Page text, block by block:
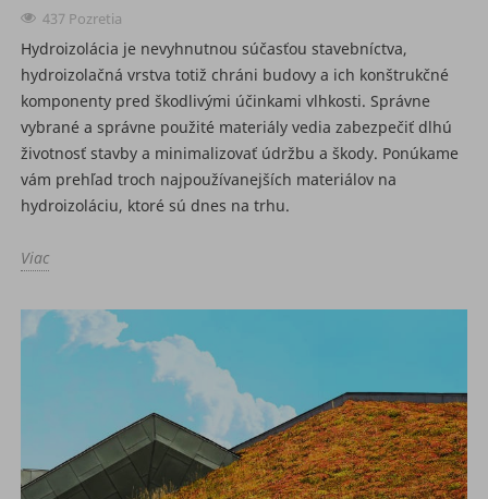
437 Pozretia
Hydroizolácia je nevyhnutnou súčasťou stavebníctva,
hydroizolačná vrstva totiž chráni budovy a ich konštrukčné
komponenty pred škodlivými účinkami vlhkosti. Správne
vybrané a správne použité materiály vedia zabezpečiť dlhú
životnosť stavby a minimalizovať údržbu a škody. Ponúkame
vám prehľad troch najpoužívanejších materiálov na
hydroizoláciu, ktoré sú dnes na trhu.
Viac